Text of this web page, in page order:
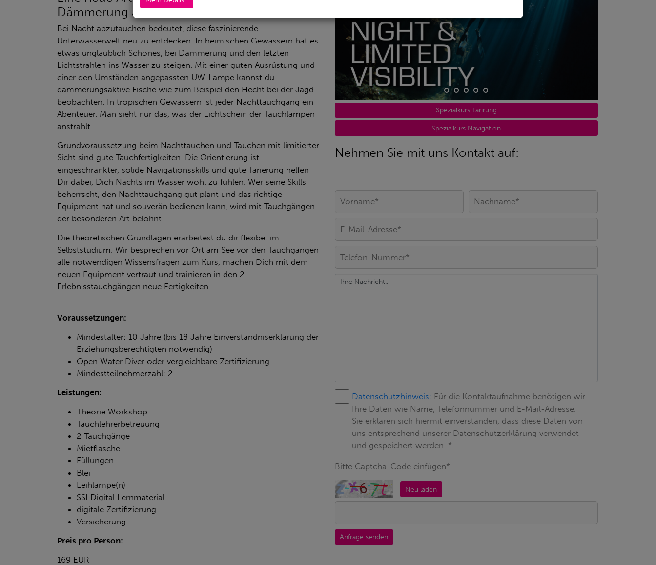
Dämmerung anbricht.
Bei Nacht abzutauchen bedeutet, diese faszinierende
Unterwasserwelt neu zu entdecken. In heimischen Gewässern hat es
etwas unglaublich Schönes, bei Dämmerung und den letzten
Lichtstrahlen ins Wasser zu steigen. Mit einer guten Ausrüstung und
einer den Umständen angepassten UW-Lampe kannst du
dämmerungsaktive Fische wie zum Beispiel den Hecht bei der Jagd
beobachten. In tropischen Gewässern ist jeder Nachttauchgang ein
Abenteuer. Man sieht nur das, was der Lichtschein der Tauchlampen
anstrahlt.
Grundvoraussetzung beim Nachttauchen und Tauchen mit limitierter
Sicht sind gute Tauchfertigkeiten. Die Orientierung ist
eingeschränkter, solide Navigationsskills und gute Tarierung helfen
Dir dabei, Dich Nachts im Wasser wohl zu fühlen. Wer seine Skills
beherrscht, den Nachttauchgang gut plant und das richtige
Equipment hat und souverän bedienen kann, wird mit Tauchgängen
der besonderen Art belohnt
Die theoretischen Grundlagen erarbeitest du dir flexibel im
Selbststudium. Wir besprechen vor Ort am See vor den Tauchgängen
alle notwendigen Wissensfragen zum Kurs, machen Dich mit dem
neuen Equipment vertraut und trainieren in den 2
Erlebnisstauchgängen neue Fertigkeiten.
Voraussetzungen:
Mindestalter: 10 Jahre (bis 18 Jahre Einverständniserklärung der
Erziehungsberechtigten notwendig)
Open Water Diver oder vergleichbare Zertifizierung
Mindestteilnehmerzahl: 2
Leistungen:
Theorie Workshop
Tauchlehrerbetreuung
2 Tauchgänge
Mietflasche
Füllungen
Blei
Leihlampe(n)
SSI Digital Lernmaterial
digitale Zertifizierung
Versicherung
Preis pro Person:
169 EUR
Spezialkurs Tarirung
Spezialkurs Navigation
Nehmen Sie mit uns Kontakt auf:
Datenschutzhinweis: Für die Kontaktaufnahme benötigen wir
Ihre Daten wie Name, Telefonnummer und E-Mail-Adresse.
Sie erklären sich hiermit einverstanden, dass diese Daten von
uns entsprechend unserer Datenschutzerklärung verwendet
und gespeichert werden. *
Bitte Captcha-Code einfügen*
Neu laden
Anfrage senden